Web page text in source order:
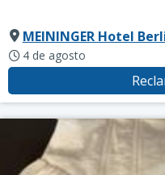
MEININGER Hotel
4 de agosto